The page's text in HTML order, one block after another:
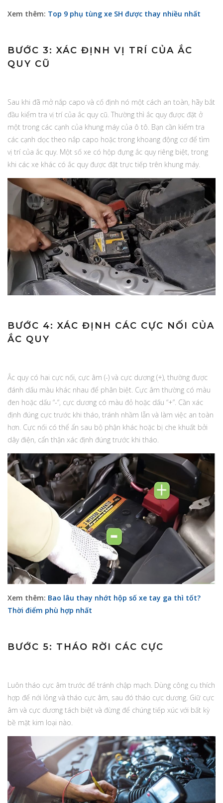
Xem thêm: Top 9 phụ tùng xe SH được thay nhiều nhất
BƯỚC 3: XÁC ĐỊNH VỊ TRÍ CỦA ẮC
QUY CŨ
Sau khi đã mở nắp capo và cố định nó một cách an toàn, hãy bắt
đầu kiểm tra vị trí của ắc quy cũ. Thường thì ắc quy được đặt ở
một trong các cạnh của khung máy của ô tô. Bạn cần kiểm tra
các cạnh dọc theo nắp capo hoặc trong khoang động cơ để tìm
vị trí của ắc quy. Một số xe có hộp đựng ắc quy riêng biệt, trong
khi các xe khác có ắc quy được đặt trực tiếp trên khung máy.
BƯỚC 4: XÁC ĐỊNH CÁC CỰC NỐI CỦA
ẮC QUY
Ắc quy có hai cực nối, cực âm (-) và cực dương (+), thường được
đánh dấu màu khác nhau để phân biệt. Cực âm thường có màu
đen hoặc dấu “-“, cực dương có màu đỏ hoặc dấu “+”. Cần xác
định đúng cực trước khi tháo, tránh nhầm lẫn và làm việc an toàn
hơn. Cực nối có thể ẩn sau bộ phận khác hoặc bị che khuất bởi
dây điện, cẩn thận xác định đúng trước khi tháo.
Xem thêm: Bao lâu thay nhớt hộp số xe tay ga thì tốt?
Thời điểm phù hợp nhất
BƯỚC 5: THÁO RỜI CÁC CỰC
Luôn tháo cực âm trước để tránh chập mạch. Dùng công cụ thích
hợp để nới lỏng và tháo cực âm, sau đó tháo cực dương. Giữ cực
âm và cực dương tách biệt và đừng để chúng tiếp xúc với bất kỳ
bề mặt kim loại nào.